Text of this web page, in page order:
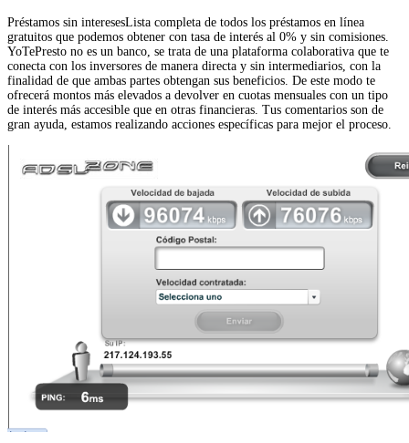
Préstamos sin interesesLista completa de todos los préstamos en línea
gratuitos que podemos obtener con tasa de interés al 0% y sin comisiones.
YoTePresto no es un banco, se trata de una plataforma colaborativa que te
conecta con los inversores de manera directa y sin intermediarios, con la
finalidad de que ambas partes obtengan sus beneficios. De este modo te
ofrecerá montos más elevados a devolver en cuotas mensuales con un tipo
de interés más accesible que en otras financieras. Tus comentarios son de
gran ayuda, estamos realizando acciones específicas para mejor el proceso.